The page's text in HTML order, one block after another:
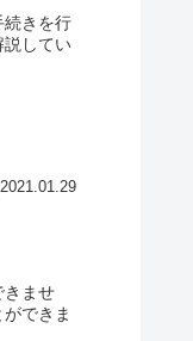
続きを行
説してい
2021.01.29
きませ
できま